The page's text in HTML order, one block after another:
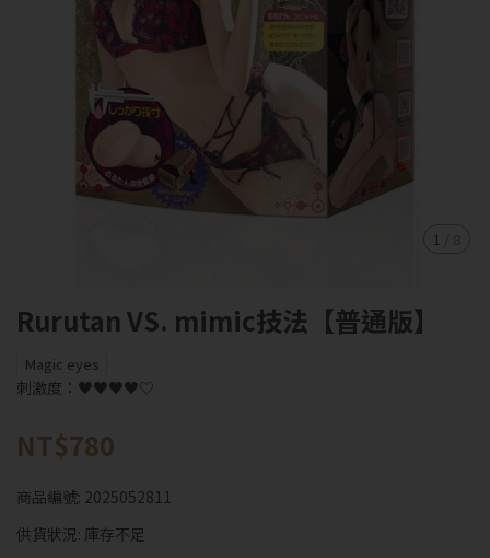
1
Rurutan VS. mimic技法【普通版】
Magic eyes
刺激度：♥♥♥♥♡
NT$780
商品編號: 2025052811
供貨狀況: 庫存不足